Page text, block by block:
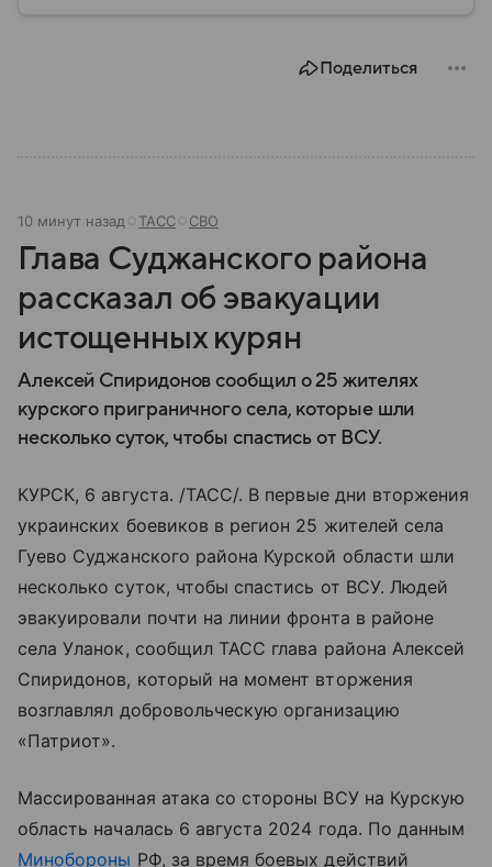
Поделиться
10 минут назад ТАСС СВО
Глава Суджанского района
рассказал об эвакуации
истощенных курян
Алексей Спиридонов сообщил о 25 жителях
курского приграничного села, которые шли
несколько суток, чтобы спастись от ВСУ.
КУРСК, 6 августа. /ТАСС/. В первые дни вторжения
украинских боевиков в регион 25 жителей села
Гуево Суджанского района Курской области шли
несколько суток, чтобы спастись от ВСУ. Людей
эвакуировали почти на линии фронта в районе
села Уланок, сообщил ТАСС глава района Алексей
Спиридонов, который на момент вторжения
возглавлял добровольческую организацию
«Патриот».
Массированная атака со стороны ВСУ на Курскую
область началась 6 августа 2024 года. По данным
Минобороны РФ, за время боевых действий